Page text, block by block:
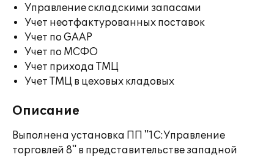
Управление складскими запасами
Учет неотфактурованных поставок
Учет по GAAP
Учет по МСФО
Учет прихода ТМЦ
Учет ТМЦ в цеховых кладовых
Описание
Выполнена установка ПП "1С:Управление
торговлей 8" в представительстве западной